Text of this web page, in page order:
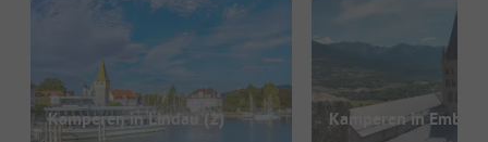
Kamperen in Lindau (2) Kamperen in Embrun